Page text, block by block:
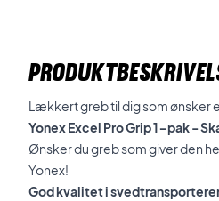
Lækkert greb til dig som ønsker
Yonex Excel Pro Grip 1-pak -
Ønsker du greb som giver den
Yonex!
God kvalitet i